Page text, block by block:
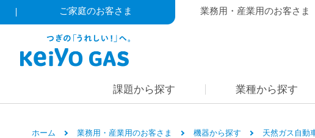
ご家庭のお客さま 業務用・産業用のお客さま
課題から探す 業種から探す
ホーム 業務用・産業用のお客さま 機器から探す 天然ガス自動